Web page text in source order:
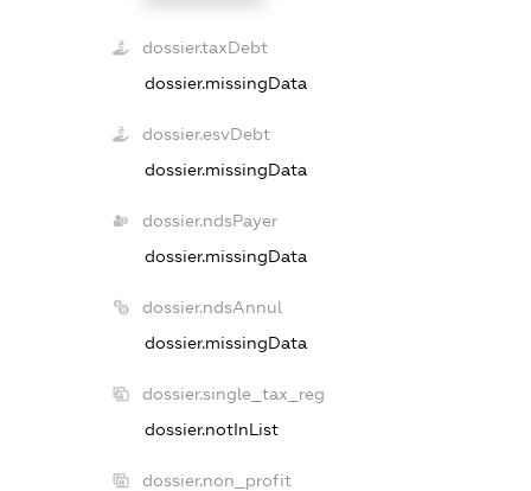
dossier.taxDebt
dossier.missingData
dossier.esvDebt
dossier.missingData
dossier.ndsPayer
dossier.missingData
dossier.ndsAnnul
dossier.missingData
dossier.single_tax_reg
dossier.notInList
dossier.non_profit